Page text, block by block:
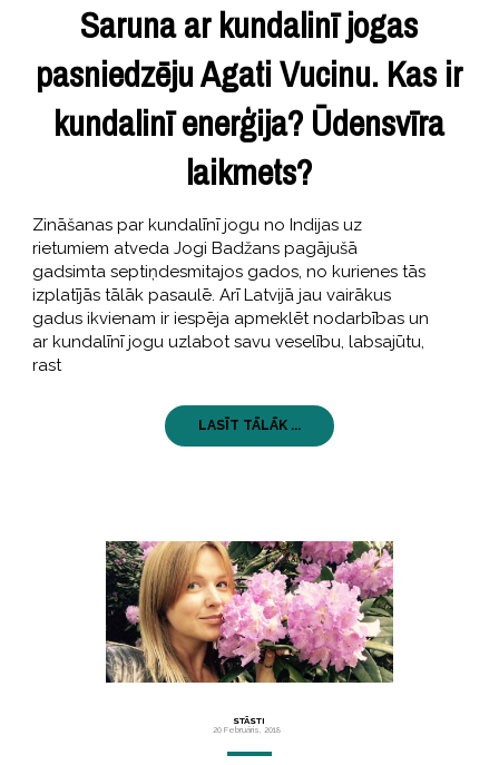
Saruna ar kundalinī jogas
pasniedzēju Agati Vucinu. Kas ir
kundalinī enerģija? Ūdensvīra
laikmets?
Zināšanas par kundalīnī jogu no Indijas uz
rietumiem atveda Jogi Badžans pagājušā
gadsimta septiņdesmitajos gados, no kurienes tās
izplatījās tālāk pasaulē. Arī Latvijā jau vairākus
gadus ikvienam ir iespēja apmeklēt nodarbības un
ar kundalīnī jogu uzlabot savu veselību, labsajūtu,
rast
LASĪT TĀLĀK ...
STĀSTI
20 Februāris, 2018